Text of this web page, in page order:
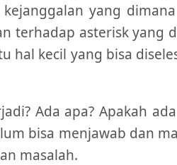
yang
terhadap asterisk yang
hal kecil yang bisa
Ada apa? Apakah
bisa menjawab dan
masalah.